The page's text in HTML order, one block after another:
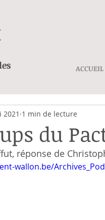
ACCUEIL
du
2021 1 min de lecture
réponse de
wallon.be/